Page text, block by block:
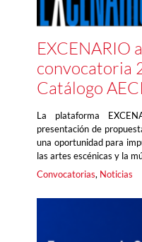
EXCENARIO
convocatoria
Catálogo
La plataforma
presentación de
una oportunidad para
las artes escénicas y la
Convocatorias, Noticias